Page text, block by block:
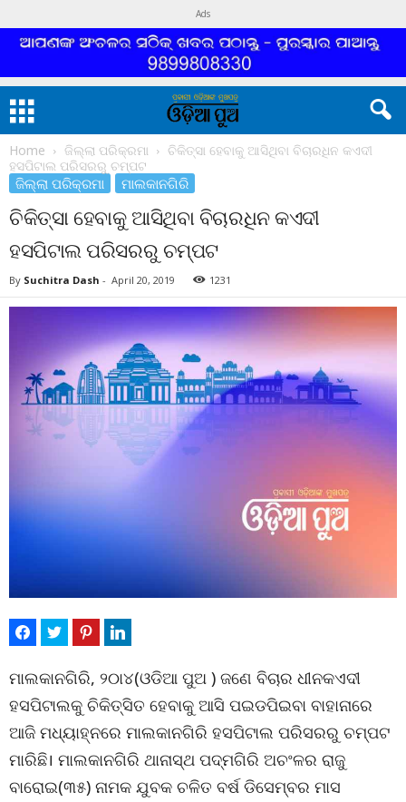
Ads
Home ଜିଲ୍ଲା ପରିକ୍ରମା
ଚିକିତ୍ସା ହେବାକୁ ଆସିଥିବା ବିଚାରଧିନ କଏଦୀ
ହସପିଟାଲ ପରିସରରୁ ଚମ୍ପଟ
ଜିଲ୍ଲା ପରିକ୍ରମା ମାଲକାନଗିରି
ଚିକିତ୍ସା ହେବାକୁ ଆସିଥିବା ବିଚାରଧିନ କଏଦୀ
ହସପିଟାଲ ପରିସରରୁ ଚମ୍ପଟ
By Suchitra Dash - April 20, 2019 1231
ମାଲକାନଗିରି, ୨୦ା୪(ଓଡିଆ ପୁଅ ) ଜଣେ ବିଚାର ଧୀନକଏଦୀ
ହସପିଟାଲକୁ ଚିକିତ୍ସିତ ହେବାକୁ ଆସି ପଇଡପିଇବା ବାହାନାରେ
ଆଜି ମଧ୍ୟାହ୍ନରେ ମାଲକାନଗିରି ହସପିଟାଲ ପରିସରରୁ ଚମ୍ପଟ
ମାରିଛି। ମାଲକାନଗିରି ଥାନାସ୍ଥ ପଦ୍ମଗିରି ଅଚଂଳର ରାଜୁ
ବାରୋଇ(୩୫) ନାମକ ଯୁବକ ଚଳିତ ବର୍ଷ ଡିସେମ୍ବର ମାସ